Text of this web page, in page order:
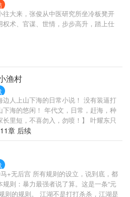
往大来，张俊从中医研究所坐冷板凳开
权术、官谋、世情，步步高升，踏上仕
渔村
边人上山下海的日常小说！ 没有装逼打
下海的悠闲！ 年代文，日常，赶海，种
长里短，不喜勿入，勿喷！】 叶耀东只
着去甲板上吹吹风，尿个尿，没想到
1982年。 还是那个熟悉的小渔村，只是
时候的他了。 混账了半辈子，这回他
，只是怎么一个个都不相信呢…… 上辈
辈子他也没什么大理想大志向，只想挽
婆好好过日子，一家子平安喜乐就好。
笔名了，原来是叫“一杯冰柠檬水”，现
章 后续
+无后宫 所有规则的设立，说到底，都
规则：暴力最强者说了算。这是一条“元
则的规则。 江湖不是打打杀杀，江湖是